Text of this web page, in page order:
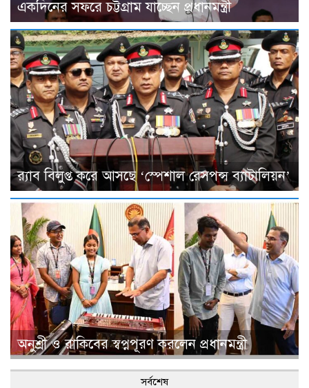
একদিনের সফরে চট্টগ্রাম যাচ্ছেন প্রধানমন্ত্রী
র‌্যাব বিলুপ্ত করে আসছে ‘স্পেশাল রেসপন্স ব্যাটালিয়ন’
অনুশ্রী ও রাকিবের স্বপ্নপূরণ করলেন প্রধানমন্ত্রী
সর্বশেষ